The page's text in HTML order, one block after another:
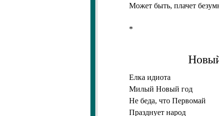
Может быть, плачет
*
Елка идиота
Милый Новый год
Не беда, что Первомай
Празднует народ